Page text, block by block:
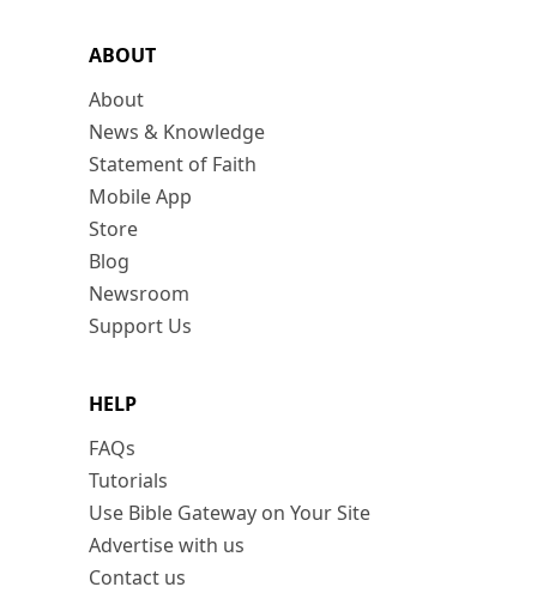
ABOUT
About
News & Knowledge
Statement of Faith
Mobile App
Store
Blog
Newsroom
Support Us
HELP
FAQs
Tutorials
Use Bible Gateway on Your Site
Advertise with us
Contact us